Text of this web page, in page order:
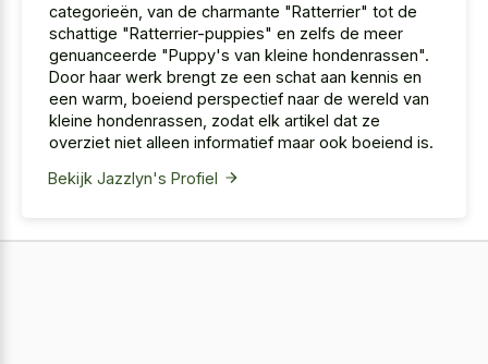
categorieën, van de charmante "Ratterrier" tot de
schattige "Ratterrier-puppies" en zelfs de meer
genuanceerde "Puppy's van kleine hondenrassen".
Door haar werk brengt ze een schat aan kennis en
een warm, boeiend perspectief naar de wereld van
kleine hondenrassen, zodat elk artikel dat ze
overziet niet alleen informatief maar ook boeiend is.
Bekijk Jazzlyn's Profiel